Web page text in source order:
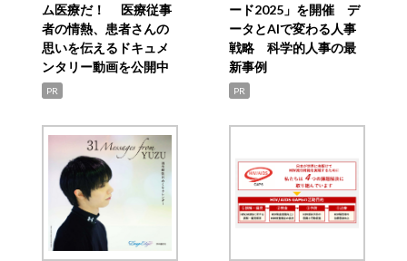
ム医療だ！ 医療従事
者の情熱、患者さんの
思いを伝えるドキュメ
ンタリー動画を公開中
PR
ード2025」を開催 デ
ータとAIで変わる人事
戦略 科学的人事の最
新事例
PR